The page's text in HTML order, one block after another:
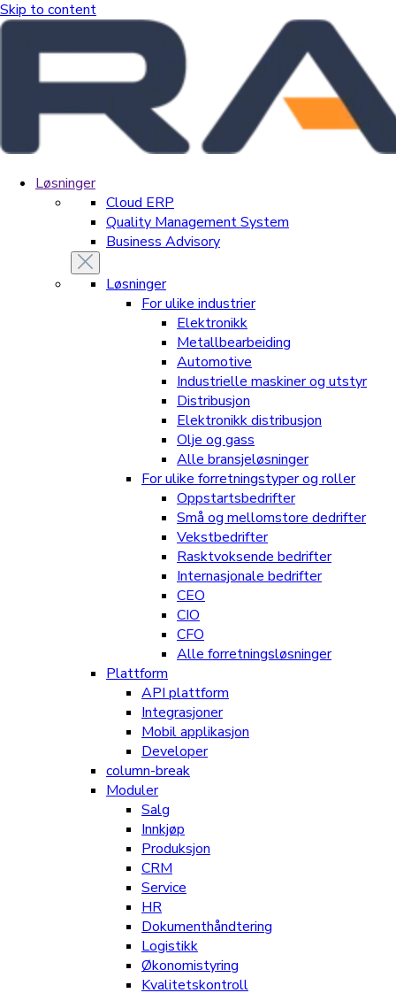
Skip to content
Løsninger
Cloud ERP
Quality Management System
Business Advisory
Løsninger
For ulike industrier
Elektronikk
Metallbearbeiding
Automotive
Industrielle maskiner og utstyr
Distribusjon
Elektronikk distribusjon
Olje og gass
Alle bransjeløsninger
For ulike forretningstyper og roller
Oppstartsbedrifter
Små og mellomstore dedrifter
Vekstbedrifter
Rasktvoksende bedrifter
Internasjonale bedrifter
CEO
CIO
CFO
Alle forretningsløsninger
Plattform
API plattform
Integrasjoner
Mobil applikasjon
Developer
column-break
Moduler
Salg
Innkjøp
Produksjon
CRM
Service
HR
Dokumenthåndtering
Logistikk
Økonomistyring
Kvalitetskontroll